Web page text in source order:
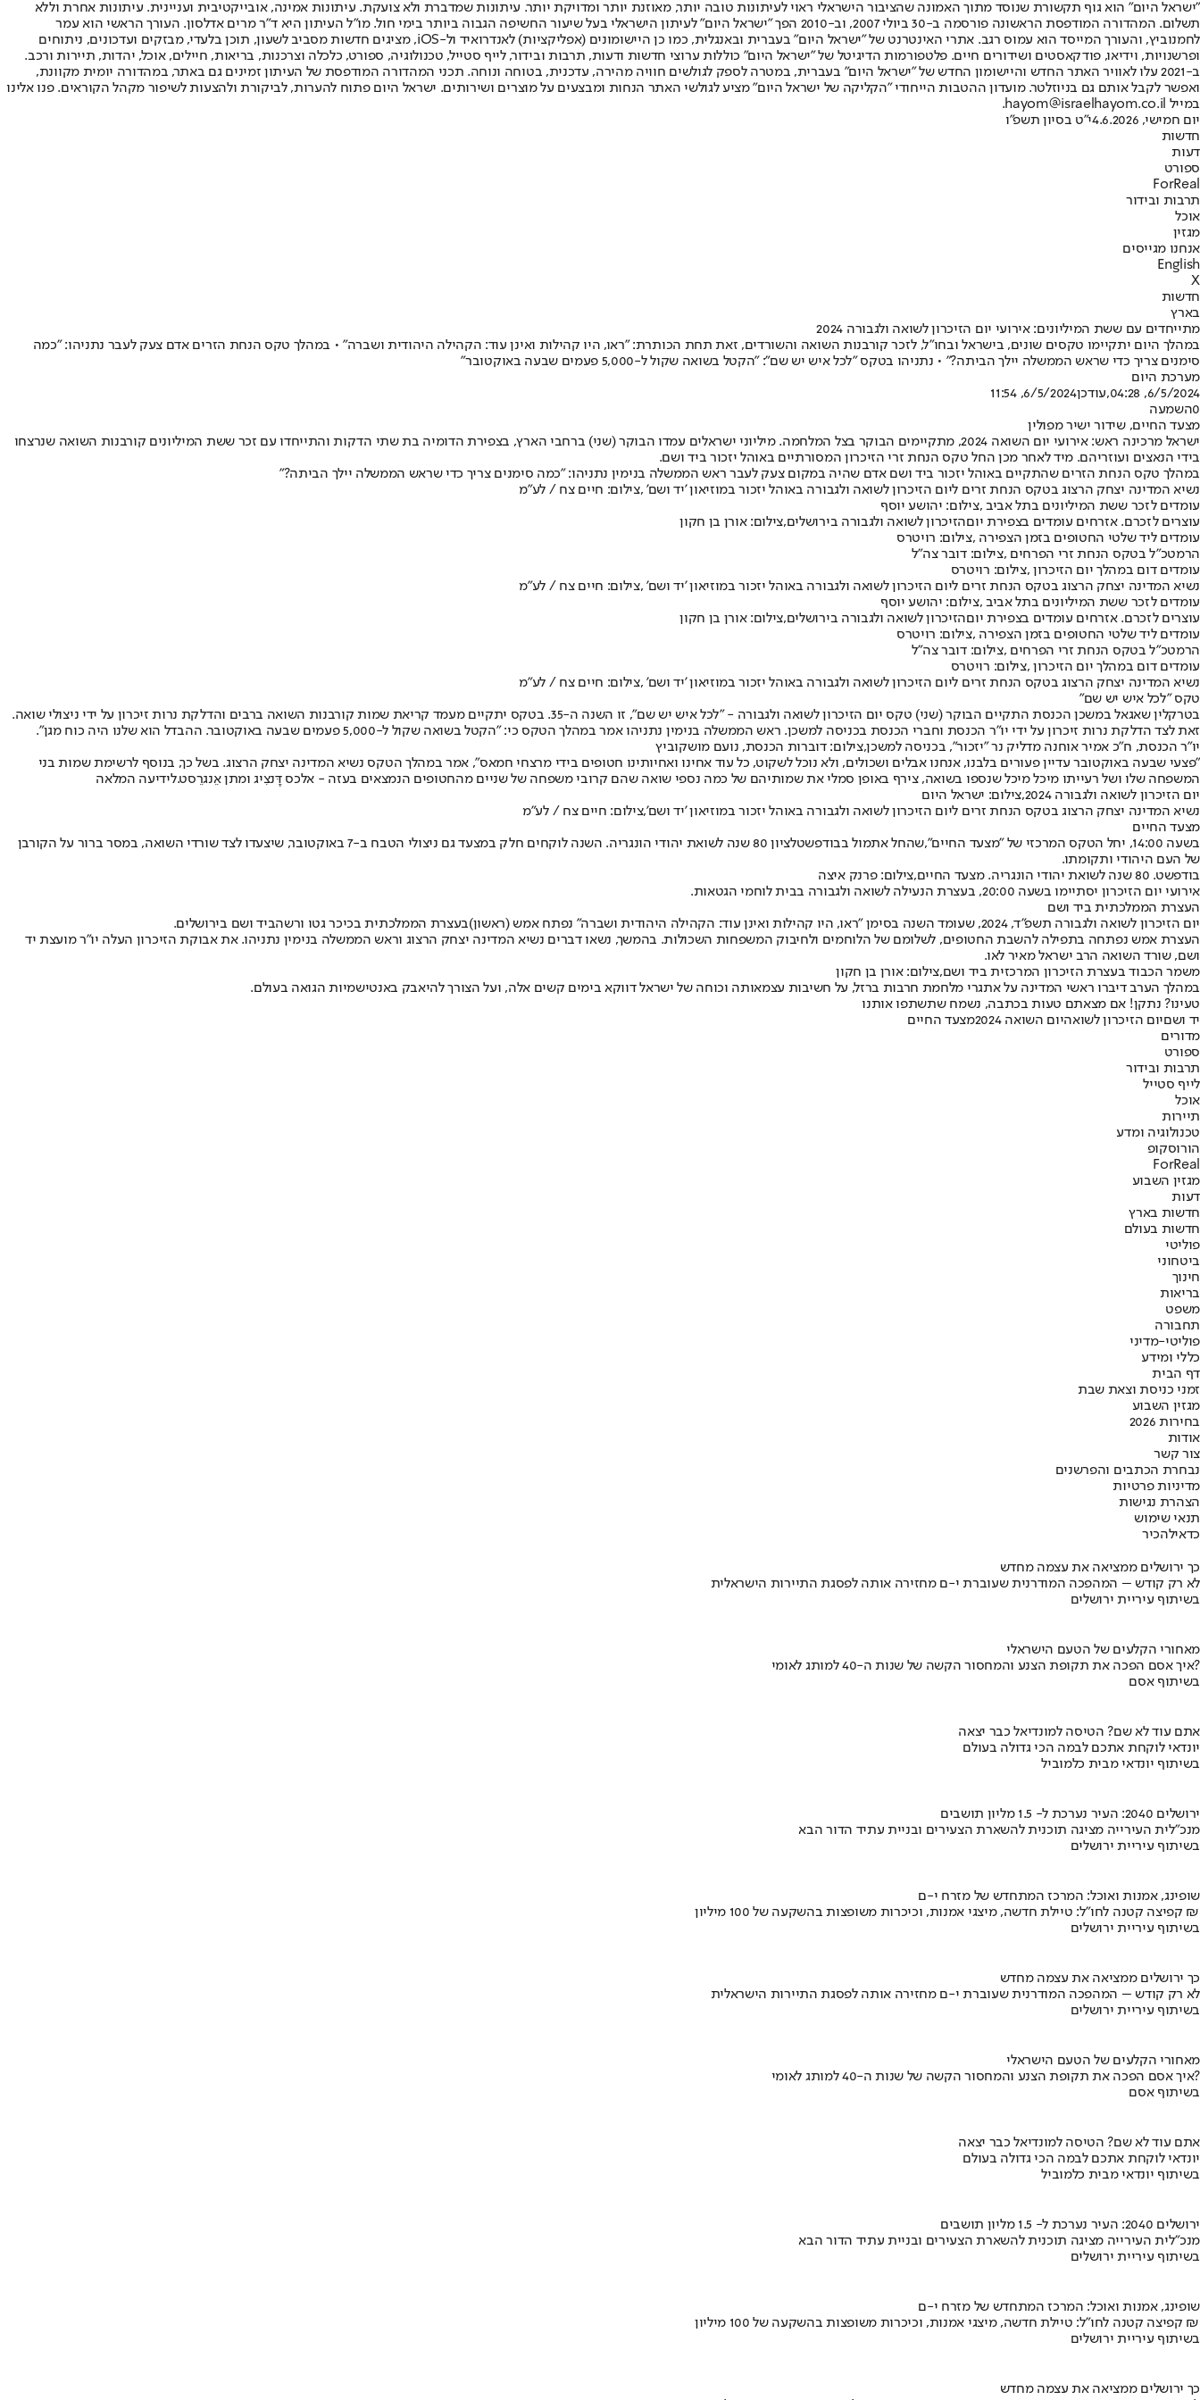
"ישראל היום" הוא גוף תקשורת שנוסד מתוך האמונה שהציבור הישראלי ראוי לעיתונות טובה יותר, מאוזנת יותר ומדויקת יותר. עיתונות שמדברת ולא צועקת. עיתונות אמינה, אובייקטיבית ועניינית. עיתונות אחרת וללא
תשלום. המהדורה המודפסת הראשונה פורסמה ב-30 ביולי 2007, וב-2010 הפך "ישראל היום" לעיתון הישראלי בעל שיעור החשיפה הגבוה ביותר בימי חול. מו"ל העיתון היא ד"ר מרים אדלסון. העורך הראשי הוא עמר
לחמנוביץ, והעורך המייסד הוא עמוס רגב. אתרי האינטרנט של "ישראל היום" בעברית ובאנגלית, כמו כן היישומונים (אפליקציות) לאנדרואיד ול-iOS, מציגים חדשות מסביב לשעון, תוכן בלעדי, מבזקים ועדכונים, ניתוחים
ופרשנויות, וידיאו, פודקאסטים ושידורים חיים. פלטפורמות הדיגיטל של "ישראל היום" כוללות ערוצי חדשות ודעות, תרבות ובידור, לייף סטייל, טכנולוגיה, ספורט, כלכלה וצרכנות, בריאות, חיילים, אוכל, יהדות, תיירות ורכב.
ב-2021 עלו לאוויר האתר החדש והיישומון החדש של "ישראל היום" בעברית, במטרה לספק לגולשים חוויה מהירה, עדכנית, בטוחה ונוחה. תכני המהדורה המודפסת של העיתון זמינים גם באתר, במהדורה יומית מקוונת,
ואפשר לקבל אותם גם בניוזלטר. מועדון ההטבות הייחודי "הקליקה של ישראל היום" מציע לגולשי האתר הנחות ומבצעים על מוצרים ושירותים. ישראל היום פתוח להערות, לביקורת ולהצעות לשיפור מקהל הקוראים. פנו אלינו
במייל hayom@israelhayom.co.il.
יום חמישי, 4.6.2026
י"ט בסיון תשפ"ו
חדשות
דעות
ספורט
ForReal
תרבות ובידור
אוכל
מגזין
אנחנו מגייסים
English
X
חדשות
בארץ
מתייחדים עם ששת המיליונים: אירועי יום הזיכרון לשואה ולגבורה 2024
במהלך היום יתקיימו טקסים שונים, בישראל ובחו"ל, לזכר קורבנות השואה והשורדים, זאת תחת הכותרת: "ראו, היו קהילות ואינן עוד: הקהילה היהודית ושברה" • במהלך טקס הנחת הזרים אדם צעק לעבר נתניהו: ״כמה
סימנים צריך כדי שראש הממשלה יילך הביתה?״ • נתניהו בטקס "לכל איש יש שם": "הקטל בשואה שקול ל-5,000 פעמים שבעה באוקטובר"
מערכת היום
6/5/2024, 04:28
,עודכן6/5/2024, 11:54
0השמעה
מצעד החיים, שידור ישיר מפולין
ישראל מרכינה ראש: אירועי יום השואה 2024, מתקיימים הבוקר בצל המלחמה. מיליוני ישראלים עמדו הבוקר (שני) ברחבי הארץ, בצפירת הדומיה בת שתי הדקות והתייחדו עם זכר ששת המיליונים קורבנות השואה שנרצחו
בידי הנאצים ועוזריהם. מיד לאחר מכן החל טקס הנחת זרי הזיכרון המסורתיים באוהל יזכור ביד ושם.
במהלך טקס הנחת הזרים שהתקיים באוהל יזכור ביד ושם אדם שהיה במקום צעק לעבר ראש הממשלה בנימין נתניהו: ״כמה סימנים צריך כדי שראש הממשלה יילך הביתה?״
נשיא המדינה יצחק הרצוג בטקס הנחת זרים ליום הזיכרון לשואה ולגבורה באוהל יזכור במוזיאון 'יד ושם' ,צילום: חיים צח / לע"מ
עומדים לזכר ששת המיליונים בתל אביב ,צילום: יהושע יוסף
עוצרים לזכרם. אזרחים עומדים בצפירת יוםהזיכרון לשואה ולגבורה בירושלים,צילום: אורן בן חקון
עומדים ליד שלטי החטופים בזמן הצפירה ,צילום: רויטרס
הרמטכ"ל בטקס הנחת זרי הפרחים ,צילום: דובר צה"ל
עומדים דום במהלך יום הזיכרון ,צילום: רויטרס
נשיא המדינה יצחק הרצוג בטקס הנחת זרים ליום הזיכרון לשואה ולגבורה באוהל יזכור במוזיאון 'יד ושם' ,צילום: חיים צח / לע"מ
עומדים לזכר ששת המיליונים בתל אביב ,צילום: יהושע יוסף
עוצרים לזכרם. אזרחים עומדים בצפירת יוםהזיכרון לשואה ולגבורה בירושלים,צילום: אורן בן חקון
עומדים ליד שלטי החטופים בזמן הצפירה ,צילום: רויטרס
הרמטכ"ל בטקס הנחת זרי הפרחים ,צילום: דובר צה"ל
עומדים דום במהלך יום הזיכרון ,צילום: רויטרס
נשיא המדינה יצחק הרצוג בטקס הנחת זרים ליום הזיכרון לשואה ולגבורה באוהל יזכור במוזיאון 'יד ושם' ,צילום: חיים צח / לע"מ
טקס "לכל איש יש שם"
בטרקלין שאגאל במשכן הכנסת התקיים הבוקר (שני) טקס יום הזיכרון לשואה ולגבורה - "לכל איש יש שם", זו השנה ה-35. בטקס יתקיים מעמד קריאת שמות קורבנות השואה ברבים והדלקת נרות זיכרון על ידי ניצולי שואה.
זאת לצד הדלקת נרות זיכרון על ידי יו"ר הכנסת וחברי הכנסת בכניסה למשכן. ראש הממשלה בנימין נתניהו אמר במהלך הטקס כי: "הקטל בשואה שקול ל-5,000 פעמים שבעה באוקטובר. ההבדל הוא שלנו היה כוח מגן".
יו"ר הכנסת, ח"כ אמיר אוחנה מדליק נר "יזכור", בכניסה למשכן,צילום: דוברות הכנסת, נועם מושקוביץ
"פצעי שבעה באוקטובר עדיין פעורים בלבנו, אנחנו אבלים ושכולים, ולא נוכל לשקוט, כל עוד אחינו ואחיותינו חטופים בידי מרצחי חמאס", אמר במהלך הטקס נשיא המדינה יצחק הרצוג. בשל כך, בנוסף לרשימת שמות בני
המשפחה שלו ושל רעייתו מיכל מיכל שנספו בשואה, צירף באופן סמלי את שמותיהם של כמה נספי שואה שהם קרובי משפחה של שניים מהחטופים הנמצאים בעזה - אלכס דָּנצִיג ומתן אֵנגרֵסט.לידיעה המלאה
יום הזיכרון לשואה ולגבורה 2024,צילום: ישראל היום
נשיא המדינה יצחק הרצוג בטקס הנחת זרים ליום הזיכרון לשואה ולגבורה באוהל יזכור במוזיאון 'יד ושם',צילום: חיים צח / לע"מ
מצעד החיים
בשעה 14:00, יחל הטקס המרכזי של "מצעד החיים",
שהחל אתמול בבודפשט
לציון 80 שנה לשואת יהודי הונגריה. השנה לוקחים חלק במצעד גם ניצולי הטבח ב-7 באוקטובר, שיצעדו לצד שורדי השואה, במסר ברור על הקורבן
של העם היהודי ותקומתו.
בודפשט. 80 שנה לשואת יהודי הונגריה. מצעד החיים,צילום: פרנק איצה
אירועי יום הזיכרון יסתיימו בשעה 20:00, בעצרת הנעילה לשואה ולגבורה בבית לוחמי הגטאות.
העצרת הממלכתית ביד ושם
יום הזיכרון לשואה ולגבורה תשפ״ד, 2024, שעומד השנה בסימן "ראו, היו קהילות ואינן עוד: הקהילה היהודית ושברה" נפתח אמש (ראשון)
בעצרת הממלכתית בכיכר גטו ורשהביד ושם בירושלים.
העצרת אמש נפתחה בתפילה להשבת החטופים, לשלומם של הלוחמים ולחיבוק המשפחות השכולות. בהמשך, נשאו דברים נשיא המדינה יצחק הרצוג וראש הממשלה בנימין נתניהו. את אבוקת הזיכרון העלה יו"ר מועצת יד
ושם, שורד השואה הרב ישראל מאיר לאו.
משמר הכבוד בעצרת הזיכרון המרכזית ביד ושם,צילום: אורן בן חקון
במהלך הערב דיברו ראשי המדינה על אתגרי מלחמת חרבות ברזל, על חשיבות עצמאותה וכוחה של ישראל דווקא בימים קשים אלה, ועל הצורך להיאבק באנטישמיות הגואה בעולם.
טעינו? נתקן! אם מצאתם טעות בכתבה, נשמח שתשתפו אותנו
יד ושםיום הזיכרון לשואהיום השואה 2024
מצעד החיים
מדורים
ספורט
תרבות ובידור
לייף סטייל
אוכל
תיירות
טכנולוגיה ומדע
הורוסקופ
ForReal
מגזין השבוע
דעות
חדשות בארץ
חדשות בעולם
פוליטי
ביטחוני
חינוך
בריאות
משפט
תחבורה
פוליטי-מדיני
כללי ומידע
דף הבית
זמני כניסת וצאת שבת
מגזין השבוע
בחירות 2026
אודות
צור קשר
נבחרת הכתבים והפרשנים
מדיניות פרטיות
הצהרת נגישות
תנאי שימוש
כדאילהכיר
כך ירושלים ממציאה את עצמה מחדש
לא רק קודש – המהפכה המודרנית שעוברת י-ם מחזירה אותה לפסגת התיירות הישראלית
בשיתוף עיריית ירושלים
מאחורי הקלעים של הטעם הישראלי
איך אסם הפכה את תקופת הצנע והמחסור הקשה של שנות ה-40 למותג לאומי?
בשיתוף אסם
אתם עוד לא שם? הטיסה למונדיאל כבר יצאה
יונדאי לוקחת אתכם לבמה הכי גדולה בעולם
בשיתוף יונדאי מבית כלמוביל
ירושלים 2040: העיר נערכת ל- 1.5 מליון תושבים
מנכ"לית העירייה מציגה תוכנית להשארת הצעירים ובניית עתיד הדור הבא
בשיתוף עיריית ירושלים
שופינג, אמנות ואוכל: המרכז המתחדש של מזרח י-ם
קפיצה קטנה לחו"ל: טיילת חדשה, מיצגי אמנות, וכיכרות משופצות בהשקעה של 100 מיליון ₪
בשיתוף עיריית ירושלים
כך ירושלים ממציאה את עצמה מחדש
לא רק קודש – המהפכה המודרנית שעוברת י-ם מחזירה אותה לפסגת התיירות הישראלית
בשיתוף עיריית ירושלים
מאחורי הקלעים של הטעם הישראלי
איך אסם הפכה את תקופת הצנע והמחסור הקשה של שנות ה-40 למותג לאומי?
בשיתוף אסם
אתם עוד לא שם? הטיסה למונדיאל כבר יצאה
יונדאי לוקחת אתכם לבמה הכי גדולה בעולם
בשיתוף יונדאי מבית כלמוביל
ירושלים 2040: העיר נערכת ל- 1.5 מליון תושבים
מנכ"לית העירייה מציגה תוכנית להשארת הצעירים ובניית עתיד הדור הבא
בשיתוף עיריית ירושלים
שופינג, אמנות ואוכל: המרכז המתחדש של מזרח י-ם
קפיצה קטנה לחו"ל: טיילת חדשה, מיצגי אמנות, וכיכרות משופצות בהשקעה של 100 מיליון ₪
בשיתוף עיריית ירושלים
כך ירושלים ממציאה את עצמה מחדש